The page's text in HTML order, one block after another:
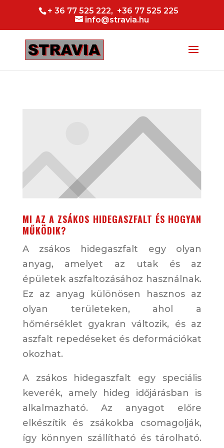
+ 36 77 525 222, +36 77 525 225
info@stravia.hu
MI AZ A ZSÁKOS HIDEGASZFALT ÉS HOGYAN
MŰKÖDIK?
A zsákos hidegaszfalt egy olyan
anyag, amelyet az utak és az
épületek aszfaltozásához használnak.
Ez az anyag különösen hasznos az
olyan területeken, ahol a
hőmérséklet gyakran változik, és az
aszfalt repedéseket és deformációkat
okozhat.
A zsákos hidegaszfalt egy speciális
keverék, amely hideg időjárásban is
alkalmazható. Az anyagot előre
elkészítik és zsákokba csomagolják,
így könnyen szállítható és tárolható.